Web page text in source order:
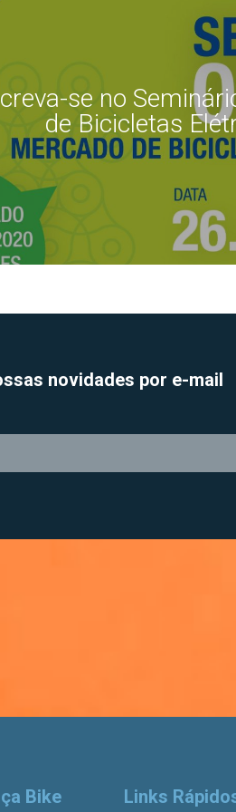
se no
de Bicicletas
novidades por e-mail
Bike Links